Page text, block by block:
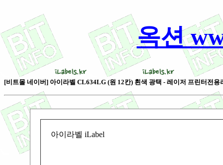
옥션
[비트몰 네이버] 아이라벨 CL634LG (원 12칸) 흰색 광택 - 레이저 프린터전
아이라벨 iLabel